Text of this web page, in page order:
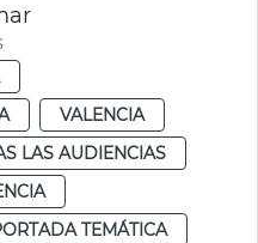
VALENCIA
LAS AUDIENCIAS
TEMÁTICA